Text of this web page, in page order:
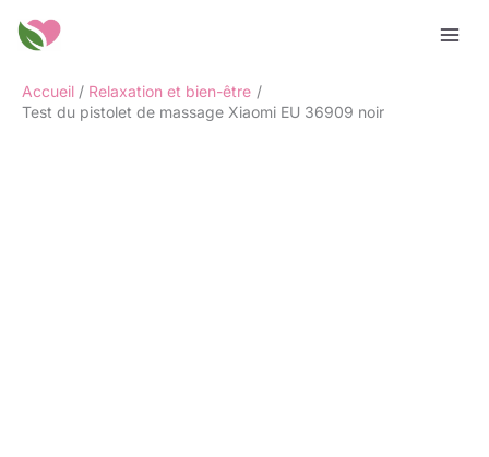
Accueil
Relaxation et bien-être
Test du pistolet de massage Xiaomi EU 36909 noir